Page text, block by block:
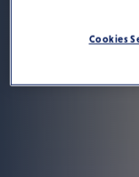
Cookies